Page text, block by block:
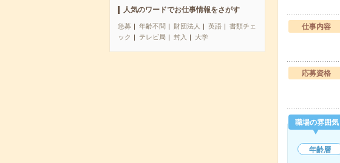
人気のワードでお仕事情報をさがす
急募 年齢不問 財団法人 英語
書類チェ
ック
テレビ局 封入 大学
仕事内容
応募資格
職場の雰囲気
年齢層